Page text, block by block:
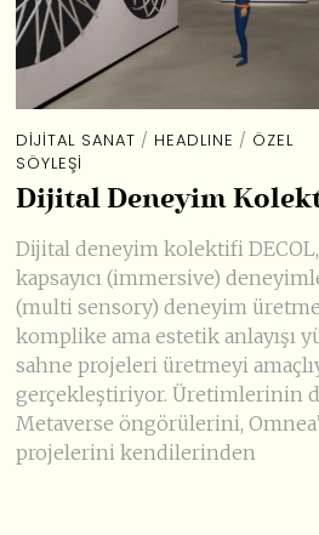
DIJITAL SANAT / HEADLINE / ÖZEL
SÖYLEŞI
Dijital Deneyim
Dijital deneyim kolektifi
kapsayıcı (immersive)
(multi sensory) deneyim
komplike ama estetik anlayışı
sahne projeleri üretmeyi
gerçekleştiriyor. Üretimlerinin
Metaverse öngörülerini,
projelerini kendilerinden